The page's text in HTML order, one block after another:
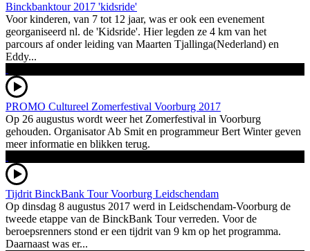
Binckbanktour 2017 'kidsride'
Voor kinderen, van 7 tot 12 jaar, was er ook een evenement
georganiseerd nl. de 'Kidsride'. Hier legden ze 4 km van het
parcours af onder leiding van Maarten Tjallinga(Nederland) en
Eddy...
PROMO Cultureel Zomerfestival Voorburg 2017
Op 26 augustus wordt weer het Zomerfestival in Voorburg
gehouden. Organisator Ab Smit en programmeur Bert Winter geven
meer informatie en blikken terug.
Tijdrit BinckBank Tour Voorburg Leidschendam
Op dinsdag 8 augustus 2017 werd in Leidschendam-Voorburg de
tweede etappe van de BinckBank Tour verreden. Voor de
beroepsrenners stond er een tijdrit van 9 km op het programma.
Daarnaast was er...